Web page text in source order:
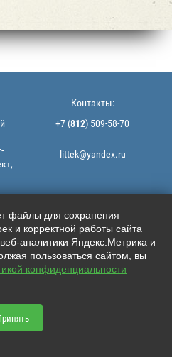
© 2013-2026 | ООО "ЛИТТЕК" -
производство и продажа РТИ
ИНН: 7806523560 | ОГРН:
1147847126162
Политика конфиденциальности |
Пользовательское соглашение
Контакты:
+7 (812) 509-58-70
littek@yandex.ru
файлы для сохранения
и корректной работы сайта
аналитики Яндекс.Метрика и
пользоваться сайтом, вы
конфиденциальности